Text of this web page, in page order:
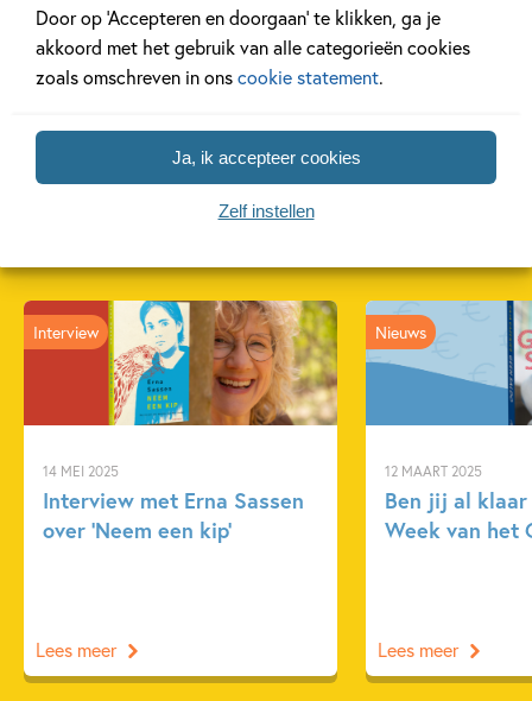
Door op ‘Accepteren en doorgaan’ te klikken, ga je
akkoord met het gebruik van alle categorieën cookies
zoals omschreven in onscookie statement.
Ja, ik accepteer cookies
Zelf instellen
medeplichtige
John Grisham
voortvluchtige
John Grisham
14 MEI 2025
Interview met Erna Sassen
over ‘Neem een kip’
Interview
Lees meer
12 MAART 2025
Ben jij al
Week van het
Nieuws
Lees meer